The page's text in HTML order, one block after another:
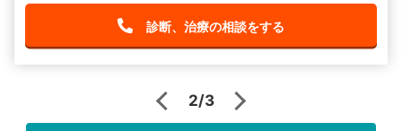
診断、治療の相談をする
2/3